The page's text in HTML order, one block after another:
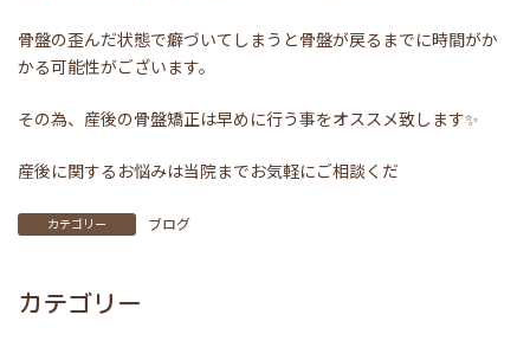
骨盤の歪んだ状態で癖づいてしまうと骨盤が戻るまでに時間がか
かる可能性がございます。
その為、産後の骨盤矯正は早めに行う事をオススメ致します✨
産後に関するお悩みは当院までお気軽にご相談くだ
カテゴリー ブログ
カテゴリー